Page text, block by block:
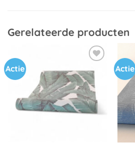
Gerelateerde producten
Actie
aan
verlanglijst
Actie